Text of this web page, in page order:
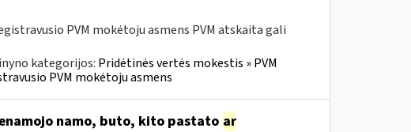
PVM mokėtoju asmens PVM atskaita gali
kategorijos: Pridėtinės vertės mokestis » PVM
PVM mokėtoju asmens
namo, buto, kito pastato ar